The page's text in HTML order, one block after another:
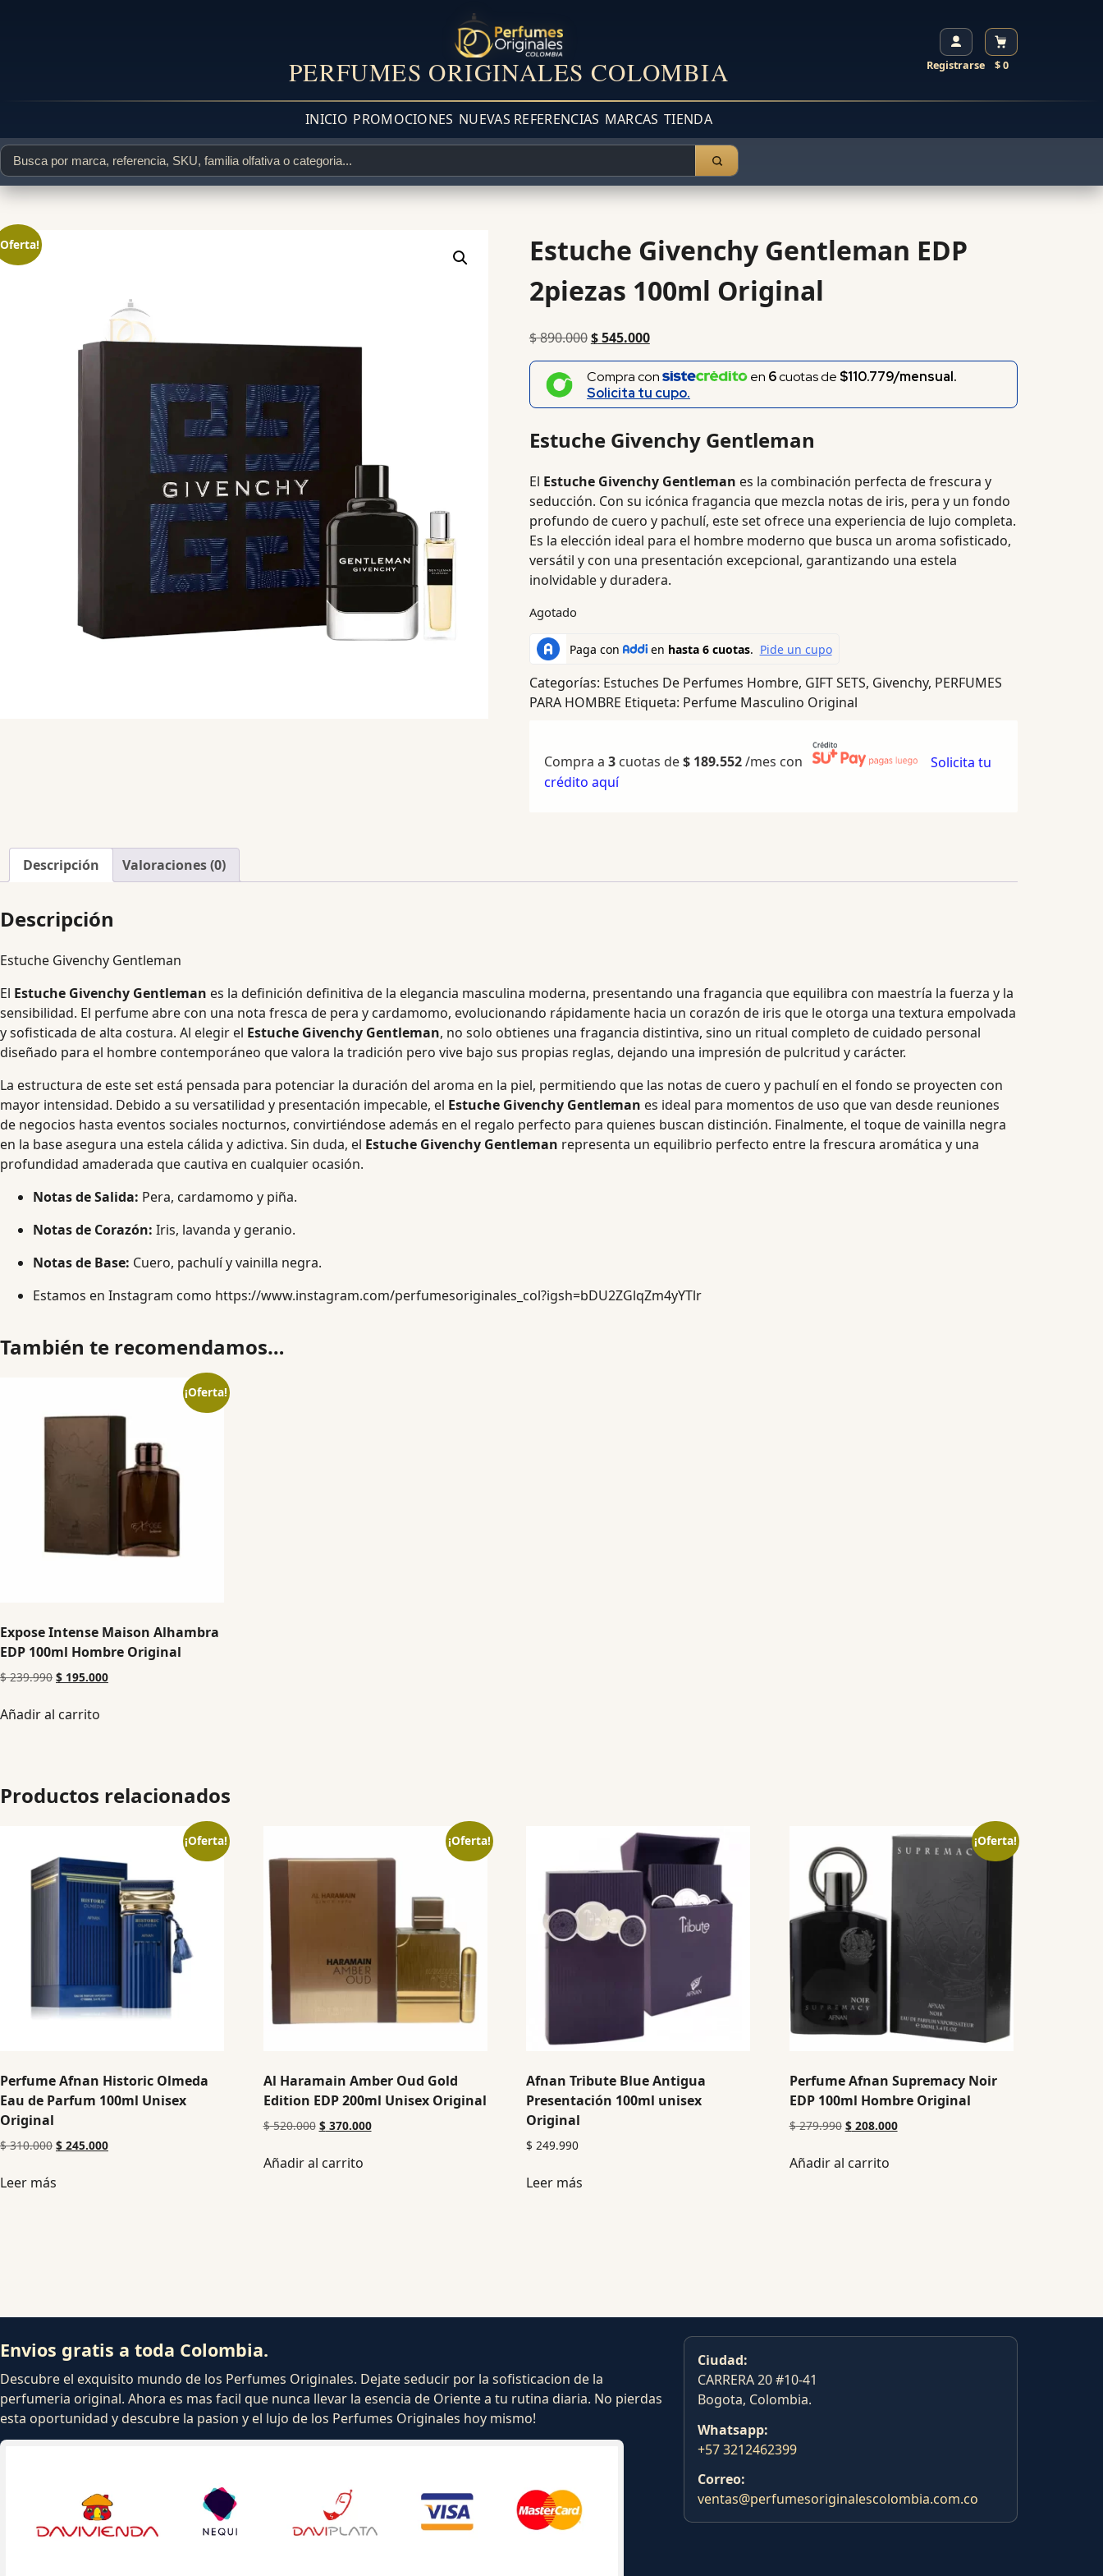
PERFUMES ORIGINALES COLOMBIA Registrarse $ 0
INICIO PROMOCIONES NUEVAS REFERENCIAS MARCAS TIENDA
Estuche Givenchy Gentleman EDP
2piezas 100ml Original
$890.000$545.000
Compra con en 6cuotas de $110.779/mensual.
Solicita tu cupo.
Estuche Givenchy Gentleman
El Estuche Givenchy Gentleman es la combinación perfecta de frescura y
seducción. Con su icónica fragancia que mezcla notas de iris, pera y un fondo
profundo de cuero y pachulí, este set ofrece una experiencia de lujo completa.
Es la elección ideal para el hombre moderno que busca un aroma sofisticado,
versátil y con una presentación excepcional, garantizando una estela
inolvidable y duradera.
Agotado
Categorías: Estuches De Perfumes Hombre, GIFT SETS, Givenchy, PERFUMES
PARA HOMBRE Etiqueta: Perfume Masculino Original
Compra a 3cuotas de$189.552/mes con
Solicita tu
crédito aquí
Descripción Valoraciones (0)
Descripción
Estuche Givenchy Gentleman
El Estuche Givenchy Gentleman es la definición definitiva de la elegancia masculina moderna, presentando una fragancia que equilibra con maestría la fuerza y la
sensibilidad. El perfume abre con una nota fresca de pera y cardamomo, evolucionando rápidamente hacia un corazón de iris que le otorga una textura empolvada
y sofisticada de alta costura. Al elegir el Estuche Givenchy Gentleman, no solo obtienes una fragancia distintiva, sino un ritual completo de cuidado personal
diseñado para el hombre contemporáneo que valora la tradición pero vive bajo sus propias reglas, dejando una impresión de pulcritud y carácter.
La estructura de este set está pensada para potenciar la duración del aroma en la piel, permitiendo que las notas de cuero y pachulí en el fondo se proyecten con
mayor intensidad. Debido a su versatilidad y presentación impecable, el Estuche Givenchy Gentleman es ideal para momentos de uso que van desde reuniones
de negocios hasta eventos sociales nocturnos, convirtiéndose además en el regalo perfecto para quienes buscan distinción. Finalmente, el toque de vainilla negra
en la base asegura una estela cálida y adictiva. Sin duda, el Estuche Givenchy Gentleman representa un equilibrio perfecto entre la frescura aromática y una
profundidad amaderada que cautiva en cualquier ocasión.
Notas de Salida: Pera, cardamomo y piña.
Notas de Corazón: Iris, lavanda y geranio.
Notas de Base: Cuero, pachulí y vainilla negra.
Estamos en Instagram como https://www.instagram.com/perfumesoriginales_col?igsh=bDU2ZGlqZm4yYTlr
También te recomendamos…
¡Oferta!
Expose Intense Maison Alhambra
EDP 100ml Hombre Original
$239.990 $ 195.000
Añadir al carrito
Productos relacionados
¡Oferta!
Perfume Afnan Historic Olmeda
Eau de Parfum 100ml Unisex
Original
$310.000 $ 245.000
Leer más
¡Oferta!
Al Haramain Amber Oud Gold
Edition EDP 200ml Unisex Original
$520.000 $370.000
Añadir al carrito
Afnan Tribute Blue Antigua
Presentación 100ml unisex
Original
$ 249.990
Leer más
¡Oferta!
Perfume Afnan Supremacy Noir
EDP 100ml Hombre Original
$279.990 $208.000
Añadir al carrito
Envios gratis a toda Colombia.
Descubre el exquisito mundo de los Perfumes Originales. Dejate seducir por la sofisticacion de la
perfumeria original. Ahora es mas facil que nunca llevar la esencia de Oriente a tu rutina diaria. No pierdas
esta oportunidad y descubre la pasion y el lujo de los Perfumes Originales hoy mismo!
Ciudad:
CARRERA 20 #10-41
Bogota, Colombia.
Whatsapp:
+57 3212462399
Correo:
ventas@perfumesoriginalescolombia.com.co